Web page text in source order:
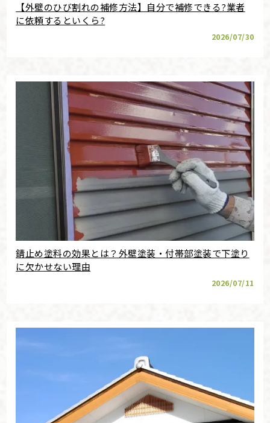
【外壁のひび割れの補修方法】自分で補修できる?業者
に依頼するといくら?
2026/07/30
錆止め塗料の効果とは？外壁塗装・付帯部塗装で下塗り
に欠かせない理由
2026/07/11